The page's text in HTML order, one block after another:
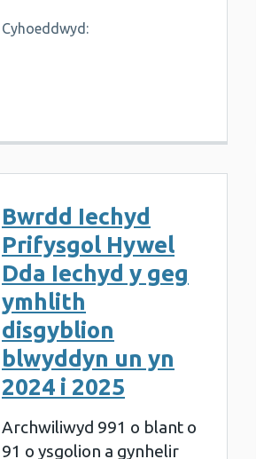
Cyhoeddwyd:
Bwrdd Iechyd
Prifysgol Hywel
Dda Iechyd y geg
ymhlith
disgyblion
blwyddyn un yn
2024 i 2025
Archwiliwyd 991 o blant o
91 o ysgolion a gynhelir